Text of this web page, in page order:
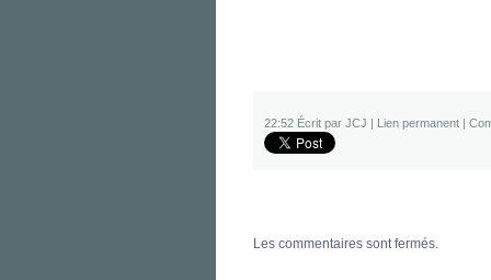
22:52 Écrit par JCJ | Lien permanent |
Les commentaires sont fermés.